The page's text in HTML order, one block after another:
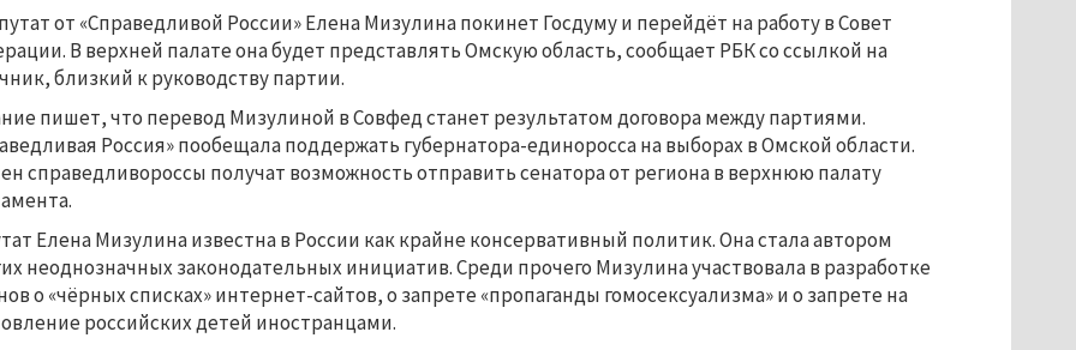
от «Справедливой России» Елена Мизулина покинет Госдуму и перейдёт на работу в Совет
В верхней палате она будет представлять Омскую область, сообщает РБК со ссылкой на
близкий к руководству партии.
пишет, что перевод Мизулиной в Совфед станет результатом договора между партиями.
Россия» пообещала поддержать губернатора-единоросса на выборах в Омской области.
справедливороссы получат возможность отправить сенатора от региона в верхнюю палату
Елена Мизулина известна в России как крайне консервативный политик. Она стала автором
неоднозначных законодательных инициатив. Среди прочего Мизулина участвовала в разработке
о «чёрных списках» интернет-сайтов, о запрете «пропаганды гомосексуализма» и о запрете на
российских детей иностранцами.